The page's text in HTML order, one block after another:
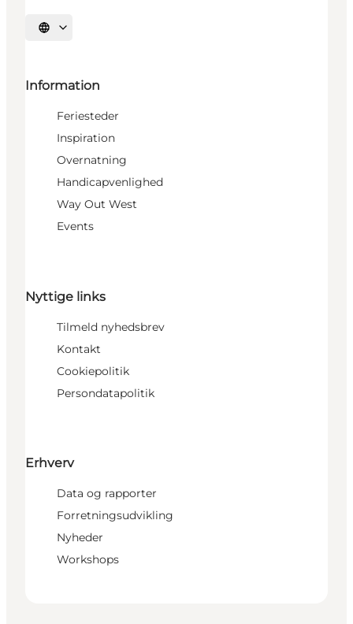
Vælg sprog
Information
Feriesteder
Inspiration
Overnatning
Handicapvenlighed
Way Out West
Events
Nyttige links
Tilmeld nyhedsbrev
Kontakt
Cookiepolitik
Persondatapolitik
Erhverv
Data og rapporter
Forretningsudvikling
Nyheder
Workshops